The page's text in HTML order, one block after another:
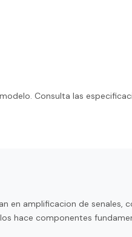
Consulta las
en amplificacion de senales,
hace componentes